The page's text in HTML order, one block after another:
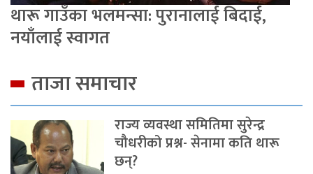
थारू गाउँका भलमन्सा: पुरानालाई बिदाई,
नयाँलाई स्वागत
ताजा समाचार
राज्य व्यवस्था समितिमा सुरेन्द्र
चौधरीको प्रश्न- सेनामा कति थारू
छन्?